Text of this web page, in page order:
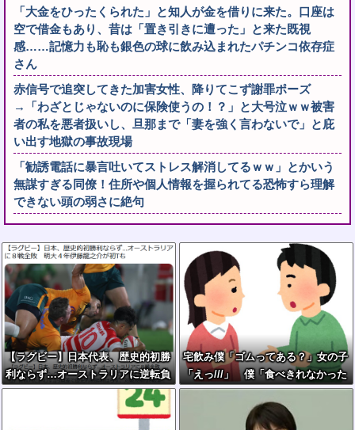
「大金をひったくられた」と知人が金を借りに来た。口座は
空で借金もあり、昔は「置き引きに遭った」と来た既視
感……記憶力も恥も銀色の球に飲み込まれたパチンコ依存症
さん
赤信号で追突してきた加害女性、降りてこず謝罪ポーズ
→「わざとじゃないのに保険使うの！？」と大号泣ｗｗ被害
者の私を悪者扱いし、旦那まで「妻を強く言わないで」と庇
い出す地獄の事故現場
「勧誘電話に暴言吐いてストレス解消してるｗｗ」とかいう
無謀すぎる同僚！住所や個人情報を握られてる恐怖すら理解
できない頭の弱さに絶句
【ラグビー】日本代表、歴史的初勝
利ならず…オーストラリアに逆転負
け ８戦全敗
宅飲み僕「ゴムってある？」女の子
「えっ///」 僕「食べきれなかった
お菓子輪ゴムで縛りたくて」女の子
「⋯あ、そ、そっか///」